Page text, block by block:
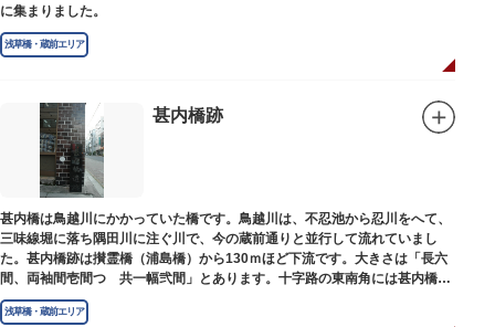
に集まりました。
浅草橋・蔵前エリア
甚内橋跡
甚内橋は鳥越川にかかっていた橋です。鳥越川は、不忍池から忍川をへて、
三味線堀に落ち隅田川に注ぐ川で、今の蔵前通りと並行して流れていまし
た。甚内橋跡は攅霊橋（浦島橋）から130ｍほど下流です。大きさは「長六
間、両袖間壱間つゞ共一幅弐間」とあります。十字路の東南角には甚内橋跡
の石碑があります。
浅草橋・蔵前エリア